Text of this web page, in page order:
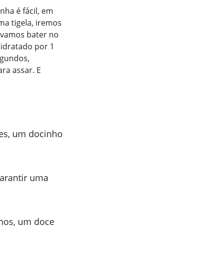
é fácil, em
tigela, iremos
bater no
por 1
assar. E
um docinho
uma
um doce